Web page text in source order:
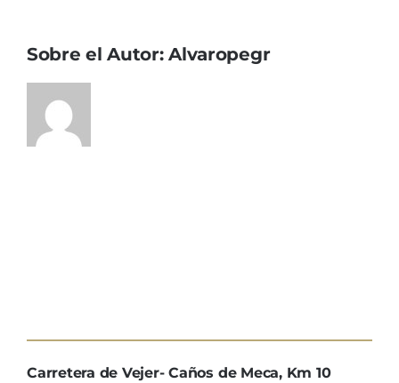
Sobre el Autor:Alvaropegr
Carretera de Vejer- Caños de Meca, Km 10